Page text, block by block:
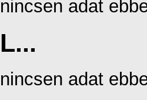
nincsen adat
L...
nincsen adat